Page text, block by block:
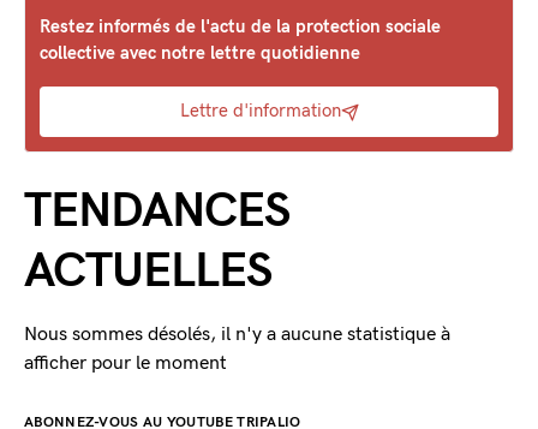
Restez informés de l'actu de la protection sociale
collective avec notre lettre quotidienne
Lettre d'information
TENDANCES
ACTUELLES
Nous sommes désolés, il n'y a aucune statistique à
afficher pour le moment
ABONNEZ-VOUS AU YOUTUBE TRIPALIO